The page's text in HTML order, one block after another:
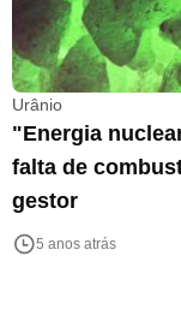
Urânio
"Energia
falta de
gestor
5 anos atrás